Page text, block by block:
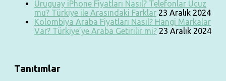
Uruguay iPhone Fiyatları Nasıl? Telefonlar Ucuz
mu? Türkiye ile Arasındaki Farklar 23 Aralık 2024
Kolombiya Araba Fiyatları Nasıl? Hangi Markalar
Var? Türkiye’ye Araba Getirilir mi? 23 Aralık 2024
Tanıtımlar